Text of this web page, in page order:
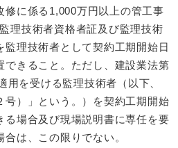
に係る1,000万円以上の管工事
理技術者資格者証及び監理技術
理技術者として契約工期開始日
できること。ただし、建設業法第
用を受ける監理技術者（以下、
号）」という。）を契約工期開始
る場合及び現場説明書に専任を要
は、この限りでない。